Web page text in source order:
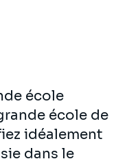
école
école de
idéalement
dans le